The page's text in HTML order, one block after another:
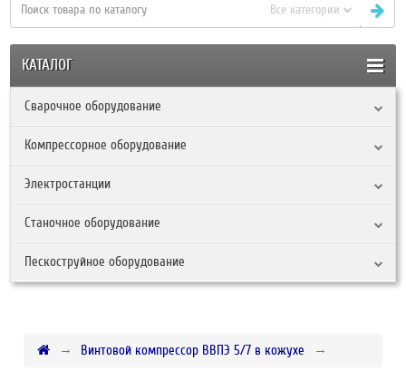
Все категории
КАТАЛОГ
Сварочное оборудование
Компрессорное оборудование
Электростанции
Станочное оборудование
Пескоструйное оборудование
Винтовой компрессор ВВПЭ 5/7 в кожухе